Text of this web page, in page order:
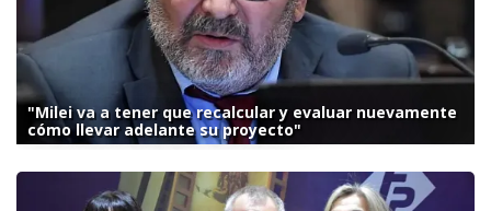
"Milei va a tener que recalcular y evaluar nuevamente
cómo llevar adelante su proyecto"